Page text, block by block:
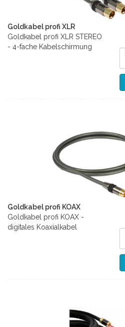
Goldkabel profi XLR
Goldkabel profi XLR STEREO
- 4-fache Kabelschirmung
Goldkabel profi KOAX
Goldkabel profi KOAX -
digitales Koaxialkabel